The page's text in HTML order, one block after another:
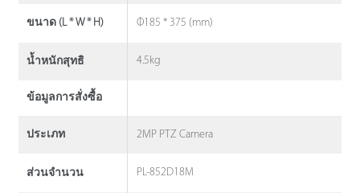
ขนาด (L * W * H) Φ185 * 375 (mm)
น้ำหนักสุทธิ 4.5kg
ข้อมูลการสั่งซื้อ
ประเภท 2MP PTZ Camera
ส่วนจํานวน PL-852D18M